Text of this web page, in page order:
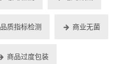
品质指标检测 商业无菌
商品过度包装